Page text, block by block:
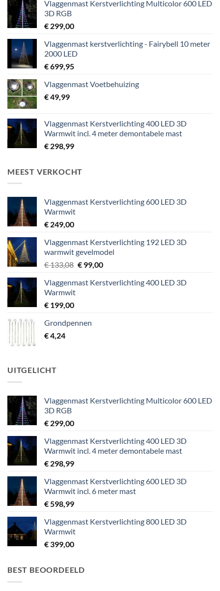
Vlaggenmast Kerstverlichting Multicolor 600 LED
3D RGB
€ 299,00
Vlaggenmast kerstverlichting - Fairybell 10 meter
2000 LED
€699,95
Vlaggenmast Voetbehuizing
€49,99
Vlaggenmast Kerstverlichting 400 LED 3D
Warmwit incl. 4 meter demontabele mast
€ 298,99
MEEST VERKOCHT
Vlaggenmast Kerstverlichting 600 LED 3D
Warmwit
€ 249,00
Vlaggenmast Kerstverlichting 192 LED 3D
warmwit gevelmodel
€133,08 Oorspronkelijke
was:
€99,00Huidige
is:
Vlaggenmast Kerstverlichting 400 LED 3D
Warmwit
€ 199,00
Grondpennen
€4,24
UITGELICHT
Vlaggenmast Kerstverlichting Multicolor 600 LED
3D RGB
€ 299,00
Vlaggenmast Kerstverlichting 400 LED 3D
Warmwit incl. 4 meter demontabele mast
€ 298,99
Vlaggenmast Kerstverlichting 600 LED 3D
Warmwit incl. 6 meter mast
€598,99
Vlaggenmast Kerstverlichting 800 LED 3D
Warmwit
€ 399,00
BEST BEOORDEELD